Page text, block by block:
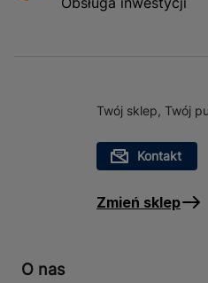
Twój sklep, Twój
Kontakt
Zmień sklep
O nas